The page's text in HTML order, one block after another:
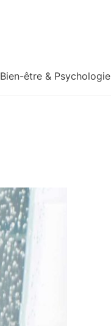
Bien-être & Psychologie